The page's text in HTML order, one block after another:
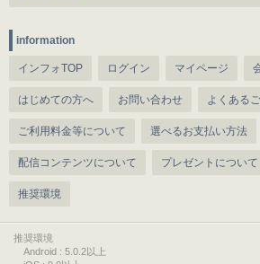
information
インフォTOP ログイン マイページ
はじめての方へ お問い合わせ よくある
ご利用料金等について 選べるお支払い方法
配信コンテンツについて プレゼントについて
推奨環境
推奨環境
Android : 5.0.2以上